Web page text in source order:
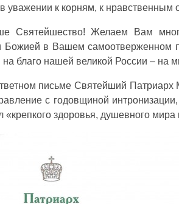
уважении к корням, к нравственным
Святейшество! Желаем Вам
в Вашем самоотверженном
на благо нашей великой России – на
письме Святейший Патриарх
с годовщиной
«крепкого здоровья, душевного